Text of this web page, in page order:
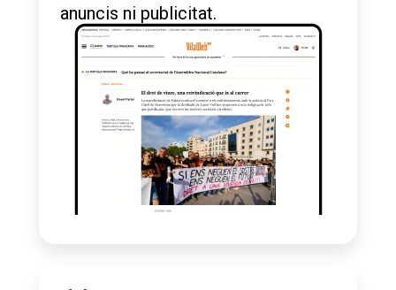
anuncis ni publicitat.